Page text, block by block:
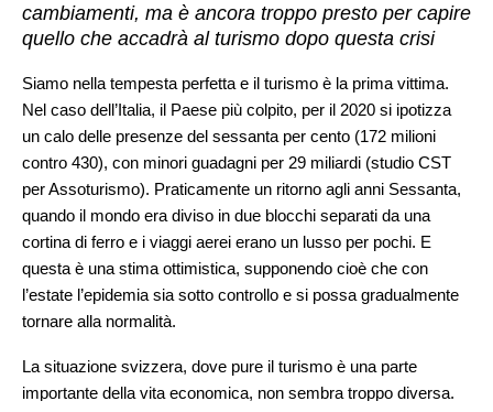
cambiamenti, ma è ancora troppo presto per capire
quello che accadrà al turismo dopo questa crisi
Siamo nella tempesta perfetta e il turismo è la prima vittima.
Nel caso dell’Italia, il Paese più colpito, per il 2020 si ipotizza
un calo delle presenze del sessanta per cento (172 milioni
contro 430), con minori guadagni per 29 miliardi (studio CST
per Assoturismo). Praticamente un ritorno agli anni Sessanta,
quando il mondo era diviso in due blocchi separati da una
cortina di ferro e i viaggi aerei erano un lusso per pochi. E
questa è una stima ottimistica, supponendo cioè che con
l’estate l’epidemia sia sotto controllo e si possa gradualmente
tornare alla normalità.
La situazione svizzera, dove pure il turismo è una parte
importante della vita economica, non sembra troppo diversa.